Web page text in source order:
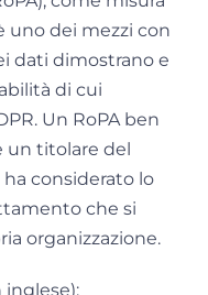
uno dei mezzi con
dati dimostrano e
di cui
Un RoPA ben
un titolare del
considerato lo
che si
organizzazione.
inglese):